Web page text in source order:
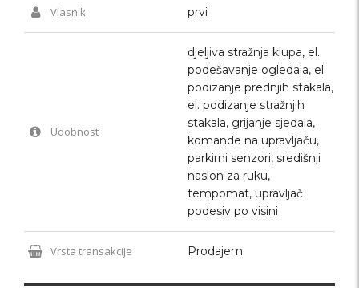
Vlasnik prvi
Udobnost
djeljiva stražnja klupa, el.
podešavanje ogledala, el.
podizanje prednjih stakala,
el. podizanje stražnjih
stakala, grijanje sjedala,
komande na upravljaču,
parkirni senzori, središnji
naslon za ruku,
tempomat, upravljač
podesiv po visini
Vrsta transakcije Prodajem